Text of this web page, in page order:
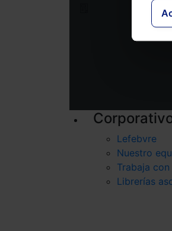
Lefebvre
Nuestro
Trabaja
Librerías